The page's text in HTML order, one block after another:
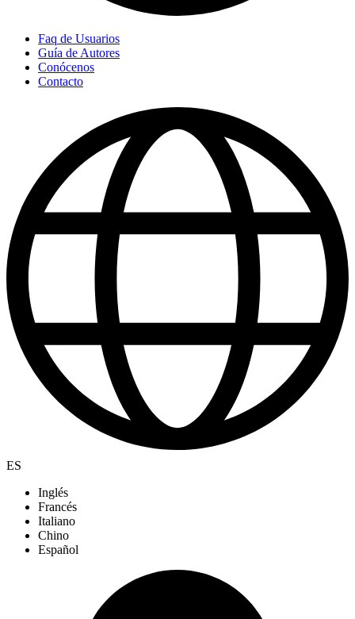
Faq de Usuarios
Guía de Autores
Conócenos
Contacto
ES
Inglés
Francés
Italiano
Chino
Español